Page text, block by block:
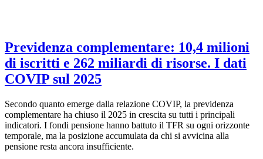
Previdenza complementare: 10,4 milioni
di iscritti e 262 miliardi di risorse. I dati
COVIP sul 2025
Secondo quanto emerge dalla relazione COVIP, la previdenza
complementare ha chiuso il 2025 in crescita su tutti i principali
indicatori. I fondi pensione hanno battuto il TFR su ogni orizzonte
temporale, ma la posizione accumulata da chi si avvicina alla
pensione resta ancora insufficiente.